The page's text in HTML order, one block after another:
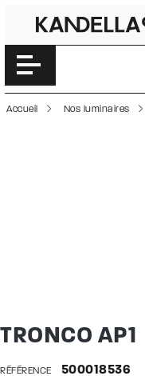
Accéder directement au
Accueil Nos luminaires
TRONCO AP1
RÉFÉRENCE 500018536